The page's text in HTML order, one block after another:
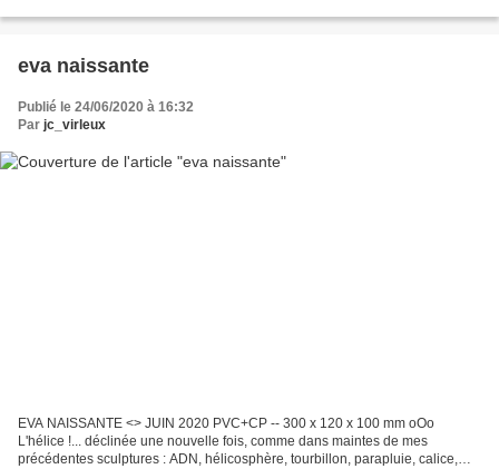
eva naissante
Publié le 24/06/2020 à 16:32
Par jc_virleux
EVA NAISSANTE <> JUIN 2020 PVC+CP -- 300 x 120 x 100 mm oOo
L'hélice !... déclinée une nouvelle fois, comme dans maintes de mes
précédentes sculptures : ADN, hélicosphère, tourbillon, parapluie, calice,